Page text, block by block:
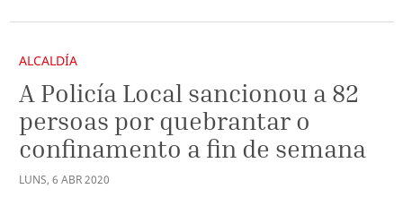
ALCALDÍA
A Policía Local sancionou a 82
persoas por quebrantar o
confinamento a fin de semana
LUNS, 6 ABR2020